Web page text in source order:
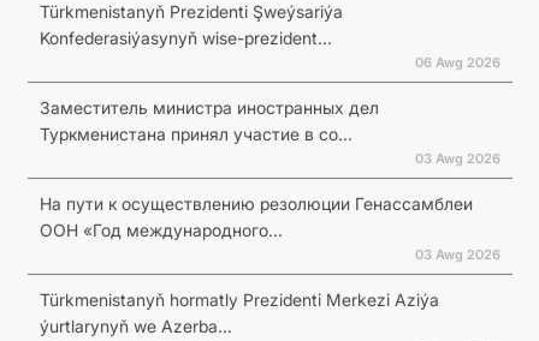
Türkmenistanyň Prezidenti Şweýsariýa
Konfederasiýasynyň wise-prezident...
06 Awg 2026
Заместитель министра иностранных дел
Туркменистана принял участие в со...
03 Awg 2026
На пути к осуществлению резолюции Генассамблеи
ООН «Год международного...
03 Awg 2026
Türkmenistanyň hormatly Prezidenti Merkezi Aziýa
ýurtlarynyň we Azerba...